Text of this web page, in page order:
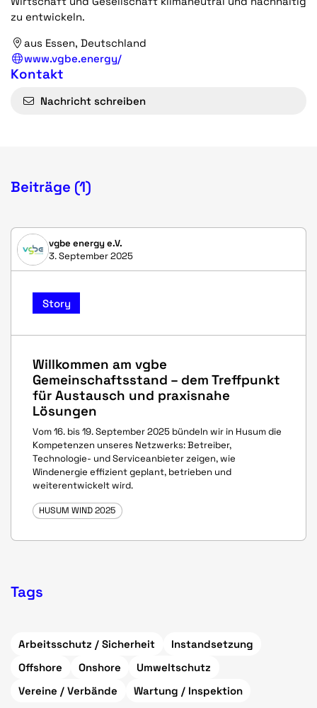
zu entwickeln.
aus Essen, Deutschland
www.vgbe.energy/
Kontakt
Nachricht schreiben
Beiträge (1)
vgbe energy e.V.
3. September 2025
Story
Willkommen am vgbe
Gemeinschaftsstand – dem Treffpunkt
für Austausch und praxisnahe
Lösungen
Vom 16. bis 19. September 2025 bündeln wir in Husum die
Kompetenzen unseres Netzwerks: Betreiber,
Technologie- und Serviceanbieter zeigen, wie
Windenergie effizient geplant, betrieben und
weiterentwickelt wird.
HUSUM WIND 2025
Tags
Arbeitsschutz / Sicherheit
Instandsetzung
Offshore
Onshore
Umweltschutz
Vereine / Verbände
Wartung / Inspektion